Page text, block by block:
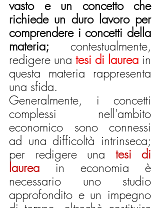
vasto e un concetto che
richiede un duro lavoro per
comprendere i concetti della
materia; contestualmente,
redigere una tesi di laurea in
questa materia rappresenta
una sfida.
Generalmente, i concetti
complessi nell'ambito
economico sono connessi
ad una difficoltà intrinseca;
per redigere una tesi di
laurea in economia è
necessario uno studio
approfondito e un impegno